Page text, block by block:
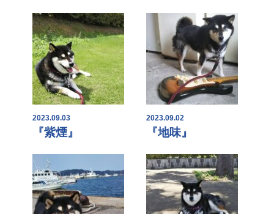
2023.09.03
『紫煙』
2023.09.02
『地味』